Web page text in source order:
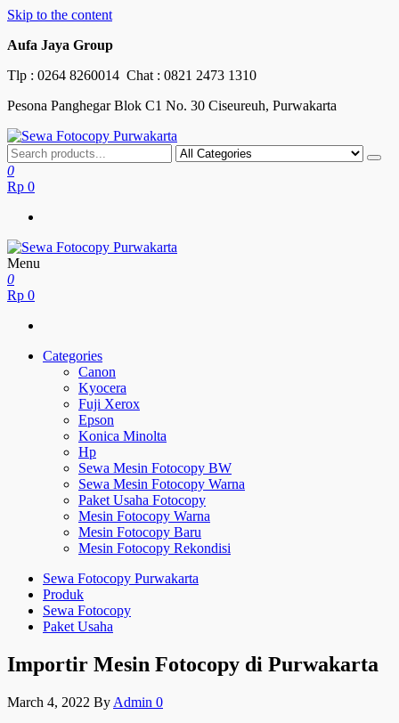
Skip to the content
Aufa Jaya Group
Tlp : 0264 8260014 Chat : 0821 2473 1310
Pesona Panghegar Blok C1 No. 30 Ciseureuh, Purwakarta
Sewa Fotocopy Purwakarta
Free Maintenance
0
Rp 0
Sewa Fotocopy Purwakarta
Free Maintenance
Menu
0
Rp 0
Categories
Canon
Kyocera
Fuji Xerox
Epson
Konica Minolta
Hp
Sewa Mesin Fotocopy BW
Sewa Mesin Fotocopy Warna
Paket Usaha Fotocopy
Mesin Fotocopy Warna
Mesin Fotocopy Baru
Mesin Fotocopy Rekondisi
Sewa Fotocopy Purwakarta
Produk
Sewa Fotocopy
Paket Usaha
Importir Mesin Fotocopy di Purwakarta
March 4, 2022 By Admin 0